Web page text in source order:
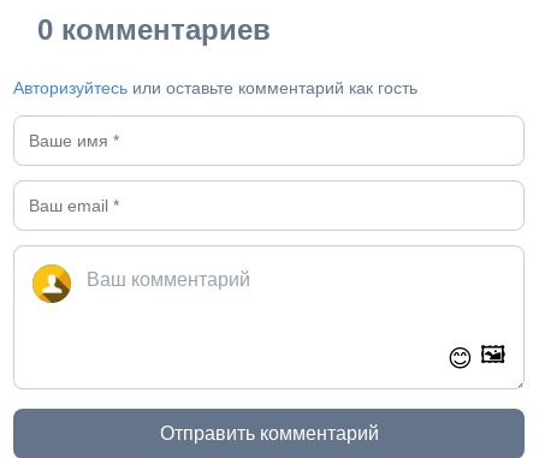
0 комментариев
Авторизуйтесь или оставьте комментарий как гость
😊 🖼️
Отправить комментарий